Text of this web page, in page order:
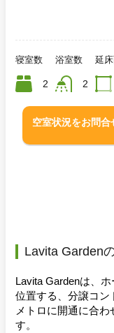
寝室数
2
浴室数
2
延
空室状況をお問合
Lavita Garden
Lavita Gardenは、
位置する、分譲コン
メトロに開通に合
す。